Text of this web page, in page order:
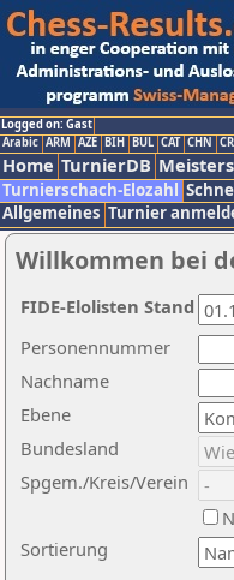
Logged on: Gast
Arabic ARM AZE BIH BUL CAT CHN
Home TurnierDB
Turnierschach-Elozahl
Allgemeines Turnier
Willkommen bei
Nachname
Ebene
Sortierung
Personennummer
Bundesland
Spgem./Kreis/Verein
FIDE-Elolisten Stand